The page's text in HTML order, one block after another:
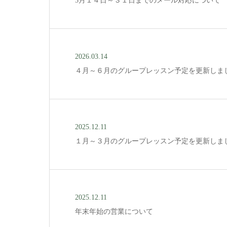
2026.03.14
４月～６月のグループレッスン予定を更新しま
2025.12.11
１月～３月のグループレッスン予定を更新しま
2025.12.11
年末年始の営業について